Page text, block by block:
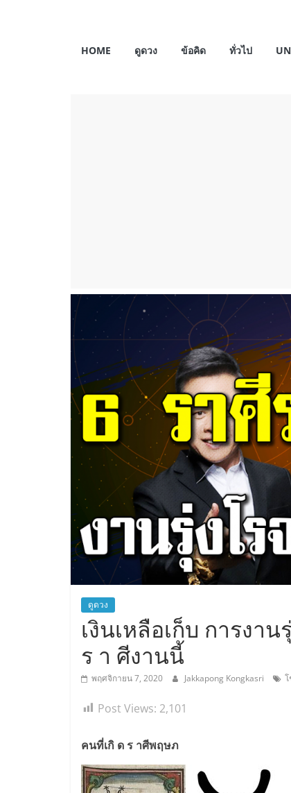
My
HOME ดูดวง ข้อคิด ทั่วไป
ดูดวง
เงินเหลือเก็บ การงา
ร า ศีงานนี้
พฤศจิกายน 7, 2020 Jakkapong Kongkasri
Post Views: 2,101
คนที่เกิ ด ร าศีพฤษภ